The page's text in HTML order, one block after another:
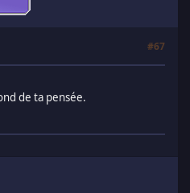
#67
de ta pensée.